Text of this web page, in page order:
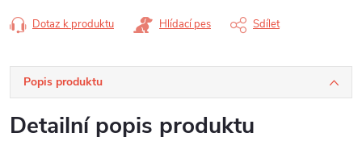
Dotaz k produktu Hlídací pes Sdílet
Popis produktu
Detailní popis produktu